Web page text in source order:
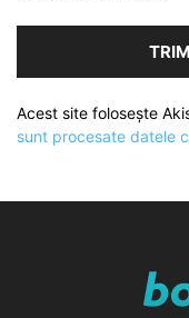
Acest site folosește
sunt procesate datele